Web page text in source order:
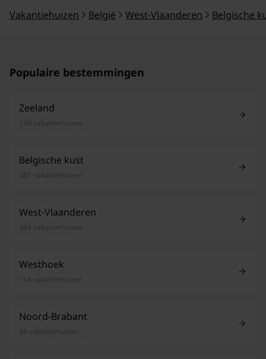
Vakantiehuizen België West-Vlaanderen Belgische
Populaire bestemmingen
Zeeland
130 vakantiehuizen
Belgische kust
381 vakantiehuizen
West-Vlaanderen
384 vakantiehuizen
Westhoek
154 vakantiehuizen
Noord-Brabant
89 vakantiehuizen